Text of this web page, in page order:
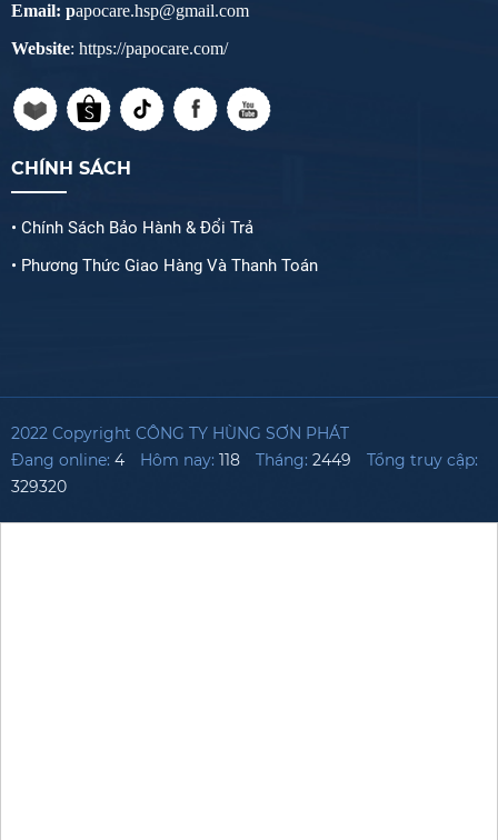
Email: papocare.hsp@gmail.com
Website: https://papocare.com/
CHÍNH SÁCH
• Chính Sách Bảo Hành & Đổi Trả
• Phương Thức Giao Hàng Và Thanh Toán
2022 Copyright CÔNG TY HÙNG SƠN PHÁT
Đang online: 4 Hôm nay: 118 Tháng: 2449
Tổng truy cập:
329320